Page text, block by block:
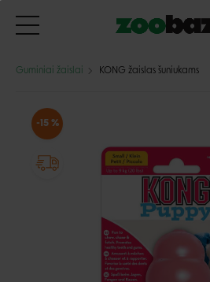
Guminiai žaislai KONG žaislas šuniukams
-15 %